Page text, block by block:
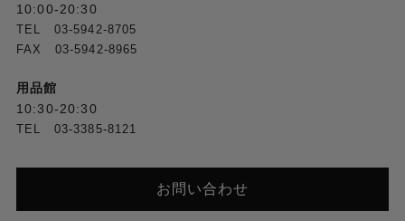
10:00-20:30
TEL 03-5942-8705
FAX 03-5942-8965
用品館
10:30-20:30
TEL 03-3385-8121
お問い合わせ